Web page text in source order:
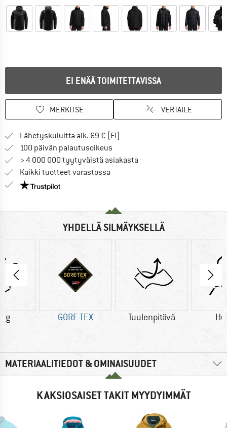
EI ENÄÄ TOIMITETTAVISSA
MERKITSE VERTAILE
Lähetyskuluitta alk. 69 € (FI)
100 päivän palautusoikeus
> 4 000 000 tyytyväistä asiakasta
Kaikki tuotteet varastossa
Meillä on Trustpilot -sertifiointi - lue lisää tästä!
YHDELLÄ SILMÄYKSELLÄ
g GORE-TEX Tuulenpitävä
MATERIAALITIEDOT & OMINAISUUDET
KAKSIOSAISET TAKIT MYYDYIMMÄT